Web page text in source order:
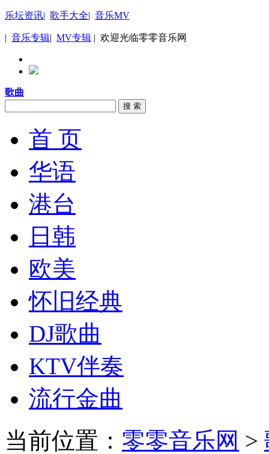
乐坛资讯| 歌手大全| 音乐MV
| 音乐专辑| MV专辑 | 欢迎光临零零音乐网
歌曲
搜 索
首 页
华语
港台
日韩
欧美
怀旧经典
DJ歌曲
KTV伴奏
流行金曲
当前位置： 零零音乐网 >